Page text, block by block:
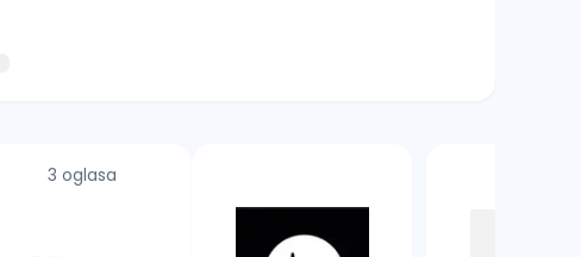
3 oglasa